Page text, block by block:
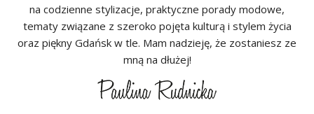
na codzienne stylizacje, praktyczne porady modowe,
tematy związane z szeroko pojęta kulturą i stylem życia
oraz piękny Gdańsk w tle. Mam nadzieję, że zostaniesz ze
mną na dłużej!